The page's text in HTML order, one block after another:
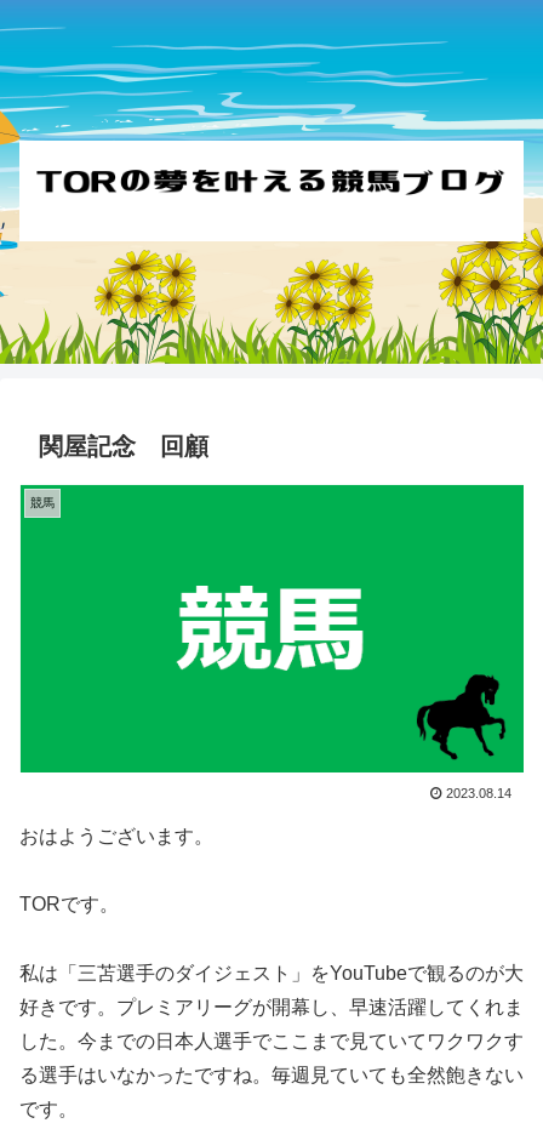
関屋記念 回顧
競馬
2023.08.14
おはようございます。
TORです。
私は「三苫選手のダイジェスト」をYouTubeで観るのが大
好きです。プレミアリーグが開幕し、早速活躍してくれま
した。今までの日本人選手でここまで見ていてワクワクす
る選手はいなかったですね。毎週見ていても全然飽きない
です。